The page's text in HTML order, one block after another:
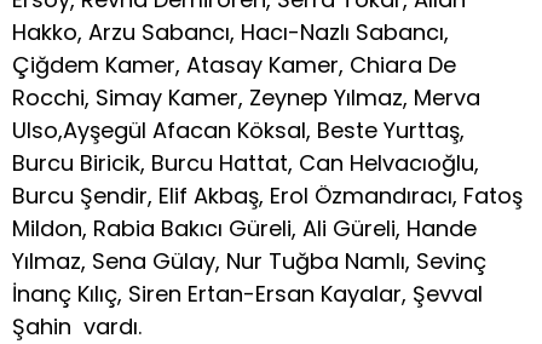
Hakko, Arzu Sabancı, Hacı-Nazlı Sabancı,
Çiğdem Kamer, Atasay Kamer, Chiara De
Rocchi, Simay Kamer, Zeynep Yılmaz, Merva
Ulso,Ayşegül Afacan Köksal, Beste Yurttaş,
Burcu Biricik, Burcu Hattat, Can Helvacıoğlu,
Burcu Şendir, Elif Akbaş, Erol Özmandıracı, Fatoş
Mildon, Rabia Bakıcı Güreli, Ali Güreli, Hande
Yılmaz, Sena Gülay, Nur Tuğba Namlı, Sevinç
İnanç Kılıç, Siren Ertan-Ersan Kayalar, Şevval
Şahin vardı.